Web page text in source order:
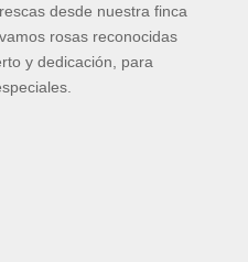
desde nuestra finca
rosas reconocidas
y dedicación, para